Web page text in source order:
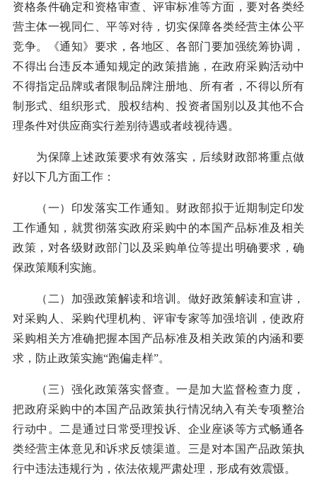
资格条件确定和资格审查、评审标准等方面，要对各类经
营主体一视同仁、平等对待，切实保障各类经营主体公平
竞争。《通知》要求，各地区、各部门要加强统筹协调，
不得出台违反本通知规定的政策措施，在政府采购活动中
不得指定品牌或者限制品牌注册地、所有者，不得以所有
制形式、组织形式、股权结构、投资者国别以及其他不合
理条件对供应商实行差别待遇或者歧视待遇。
为保障上述政策要求有效落实，后续财政部将重点做
好以下几方面工作：
（一）印发落实工作通知。财政部拟于近期制定印发
工作通知，就贯彻落实政府采购中的本国产品标准及相关
政策，对各级财政部门以及采购单位等提出明确要求，确
保政策顺利实施。
（二）加强政策解读和培训。做好政策解读和宣讲，
对采购人、采购代理机构、评审专家等加强培训，使政府
采购相关方准确把握本国产品标准及相关政策的内涵和要
求，防止政策实施“跑偏走样”。
（三）强化政策落实督查。一是加大监督检查力度，
把政府采购中的本国产品政策执行情况纳入有关专项整治
行动中。二是通过日常受理投诉、企业座谈等方式畅通各
类经营主体意见和诉求反馈渠道。三是对本国产品政策执
行中违法违规行为，依法依规严肃处理，形成有效震慑。